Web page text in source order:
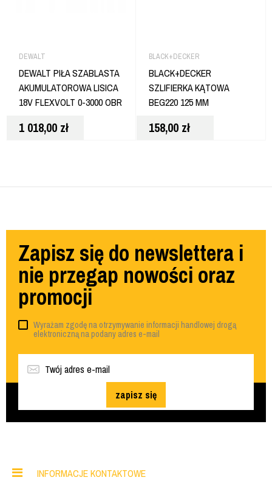
DEWALT
DEWALT PIŁA SZABLASTA
AKUMULATOROWA LISICA
18V FLEXVOLT 0-3000 OBR
1 018,00 zł
BLACK+DECKER
BLACK+DECKER
SZLIFIERKA KĄTOWA
BEG220 125 MM
158,00 zł
Zapisz się do newslettera i
nie przegap nowości oraz
promocji
Wyrażam zgodę na otrzymywanie informacji handlowej drogą
elektroniczną na podany adres e-mail
zapisz się
INFORMACJE KONTAKTOWE